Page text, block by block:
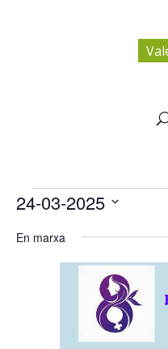
24/03/2025
24-03-2025
una
En marxa